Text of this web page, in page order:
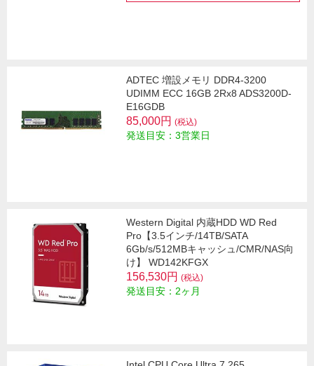
ADTEC 増設メモリ DDR4-3200
UDIMM ECC 16GB 2Rx8 ADS3200D-
E16GDB
85,000円 (税込)
発送目安：3営業日
Western Digital 内蔵HDD WD Red
Pro【3.5インチ/14TB/SATA
6Gb/s/512MBキャッシュ/CMR/NAS向
け】 WD142KFGX
156,530円 (税込)
発送目安：2ヶ月